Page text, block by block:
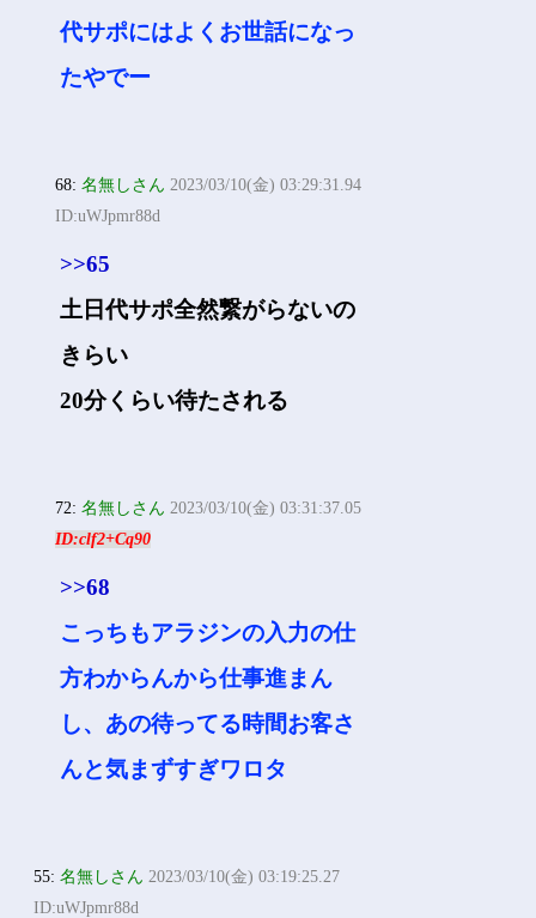
代サポにはよくお世話になっ
たやでー
68:名無しさん 2023/03/10(金) 03:29:31.94
ID:uWJpmr88d
>>65
土日代サポ全然繋がらないの
きらい
20分くらい待たされる
72:名無しさん 2023/03/10(金) 03:31:37.05
ID:clf2+Cq90
>>68
こっちもアラジンの入力の仕
方わからんから仕事進まん
し、あの待ってる時間お客さ
んと気まずすぎワロタ
55:名無しさん 2023/03/10(金) 03:19:25.27
ID:uWJpmr88d